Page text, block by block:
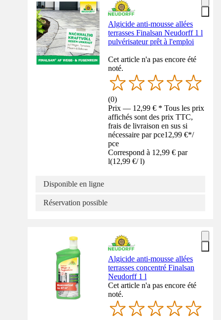
Algicide anti-mousse allées
terrasses Finalsan Neudorff 1 l
pulvérisateur prêt à l'emploi
Cet article n'a pas encore été
noté.
(0)
Prix — 12,99 € * Tous les prix
affichés sont des prix TTC,
frais de livraison en sus si
nécessaire par pce12,99 €*/
pce
Correspond à 12,99 € par
l(12,99 €/ l)
Disponible en ligne
Réservation possible
Algicide anti-mousse allées
terrasses concentré Finalsan
Neudorff 1 l
Cet article n'a pas encore été
noté.